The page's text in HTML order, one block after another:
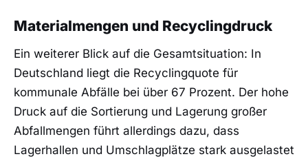
Materialmengen und Recyclingdruck
Ein weiterer Blick auf die Gesamtsituation: In
Deutschland liegt die Recyclingquote für
kommunale Abfälle bei über 67 Prozent. Der hohe
Druck auf die Sortierung und Lagerung großer
Abfallmengen führt allerdings dazu, dass
Lagerhallen und Umschlagplätze stark ausgelastet